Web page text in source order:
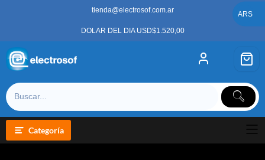
tienda@electrosof.com.ar
DOLAR DEL DIA USD$1.520,00
Categoría
ARS